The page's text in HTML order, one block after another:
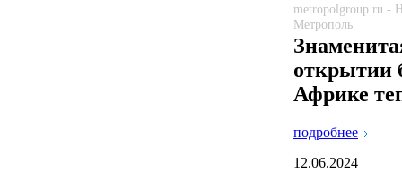
metropolgroup.ru -
Метрополь
открытии
Африке
подробнее
12.06.2024